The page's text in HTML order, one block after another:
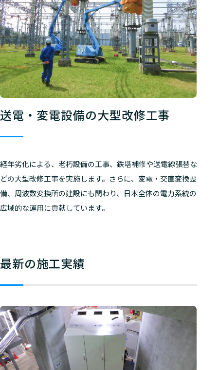
送電・変電設備の大型改修工事
経年劣化による、老朽設備の工事、鉄塔補修や送電線張替な
どの大型改修工事を実施します。さらに、変電・交直変換設
備、周波数変換所の建設にも関わり、日本全体の電力系統の
広域的な運用に貢献しています。
最新の施工実績